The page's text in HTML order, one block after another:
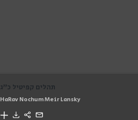
תהלים קפיטיל כ"ג
HaRav Nochum Meir Lansky